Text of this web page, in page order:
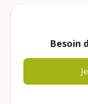
Besoin